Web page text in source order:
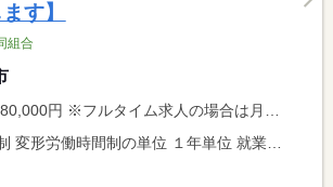
す】
組合
ム求人の場合は月額（換算額）、パート求人の場合は時間額を表示しています。